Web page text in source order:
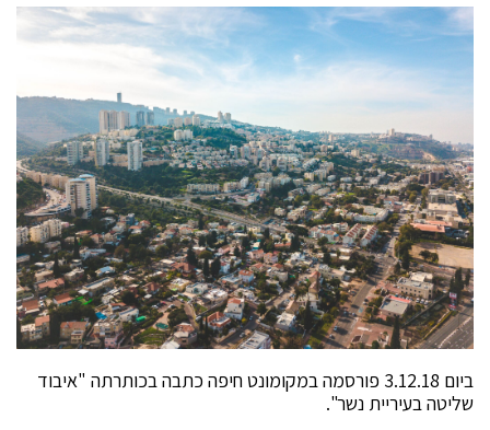
ביום 3.12.18 פורסמה במקומונט חיפה כתבה בכותרתה "איבוד
שליטה בעיריית נשר".